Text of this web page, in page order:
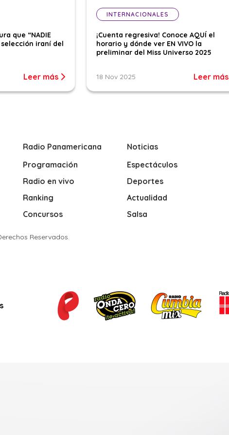
que “NADIE
selección iraní del
Leer más
INTERNACIONALES
¡Cuenta regresiva! Conoce AQUÍ el
horario y dónde ver EN VIVO la
preliminar del Miss Universo 2025
18 Nov 2025 Leer más
Radio Panamericana
Programación
Radio en vivo
Ranking
Concursos
Noticias
Espectáculos
Deportes
Actualidad
Salsa
Reservados.